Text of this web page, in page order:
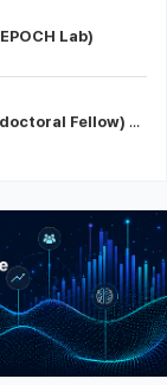
(EPOCH Lab)
고려대학교 마이오카인 융합 연구센터 박사후연구원(Postdoctoral Fellow) 모집